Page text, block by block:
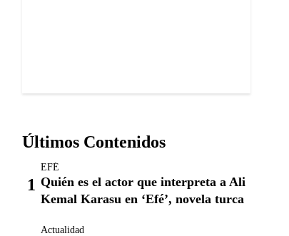
Últimos Contenidos
EFÉ
Quién es el actor que interpreta a Ali
Kemal Karasu en ‘Efé’, novela turca
Actualidad